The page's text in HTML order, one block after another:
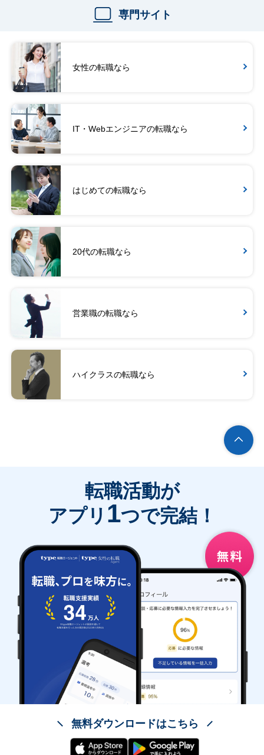
専門サイト
女性の転職なら
IT・Webエンジニアの転職なら
はじめての転職なら
20代の転職なら
営業職の転職なら
ハイクラスの転職なら
転職活動が
アプリ 1つで完結！
無料ダウンロードはこちら